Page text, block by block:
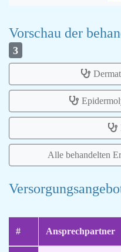
Vorschau der
3
Alle behandelten
# Ansprechpartner